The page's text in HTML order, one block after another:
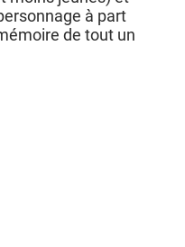
à part
de tout un